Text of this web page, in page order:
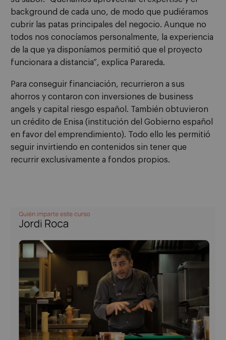
background de cada uno, de modo que pudiéramos
cubrir las patas principales del negocio. Aunque no
todos nos conocíamos personalmente, la experiencia
de la que ya disponíamos permitió que el proyecto
funcionara a distancia”, explica Parareda.
Para conseguir financiación, recurrieron a sus
ahorros y contaron con inversiones de business
angels y capital riesgo español. También obtuvieron
un crédito de Enisa (institución del Gobierno español
en favor del emprendimiento). Todo ello les permitió
seguir invirtiendo en contenidos sin tener que
recurrir exclusivamente a fondos propios.